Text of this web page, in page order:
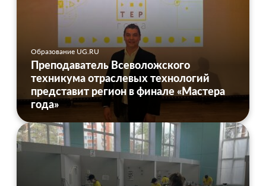
Образование UG.RU
Преподаватель Всеволожского
техникума отраслевых технологий
представит регион в финале «Мастера
года»